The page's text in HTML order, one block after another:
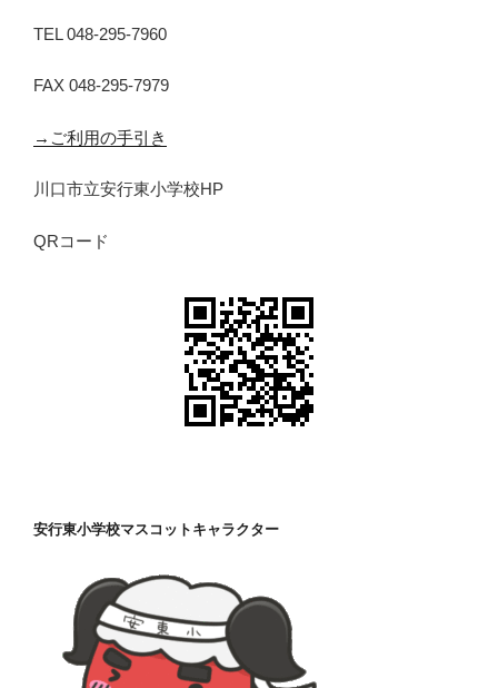
TEL 048-295-7960
FAX 048-295-7979
→ご利用の手引き
川口市立安行東小学校HP
QRコード
安行東小学校マスコットキャラクター